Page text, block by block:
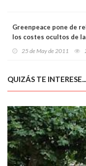
Greenpeace pone de
los costes ocultos de la
25 de May de 2011
QUIZÁS TE INTERESE...